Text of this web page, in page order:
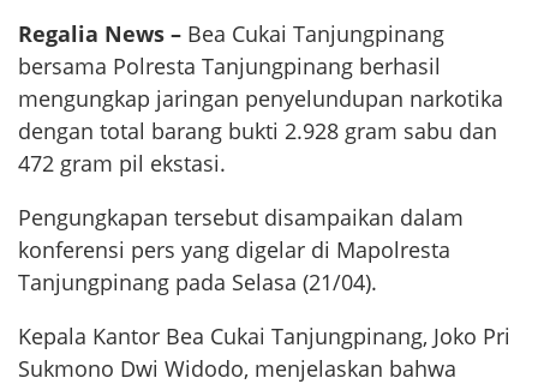
Regalia News – Bea Cukai Tanjungpinang
bersama Polresta Tanjungpinang berhasil
mengungkap jaringan penyelundupan narkotika
dengan total barang bukti 2.928 gram sabu dan
472 gram pil ekstasi.
Pengungkapan tersebut disampaikan dalam
konferensi pers yang digelar di Mapolresta
Tanjungpinang pada Selasa (21/04).
Kepala Kantor Bea Cukai Tanjungpinang, Joko Pri
Sukmono Dwi Widodo, menjelaskan bahwa